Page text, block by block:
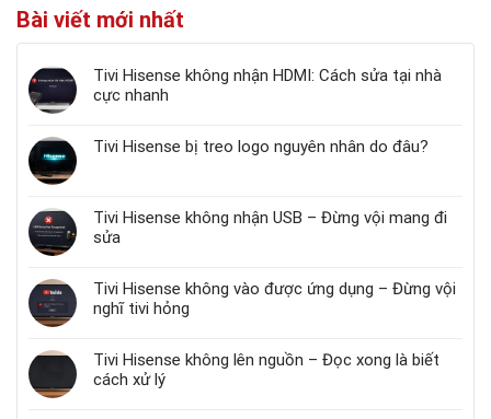
Bài viết mới nhất
Tivi Hisense không nhận HDMI: Cách sửa tại nhà
cực nhanh
Tivi Hisense bị treo logo nguyên nhân do đâu?
Tivi Hisense không nhận USB – Đừng vội mang đi
sửa
Tivi Hisense không vào được ứng dụng – Đừng vội
nghĩ tivi hỏng
Tivi Hisense không lên nguồn – Đọc xong là biết
cách xử lý